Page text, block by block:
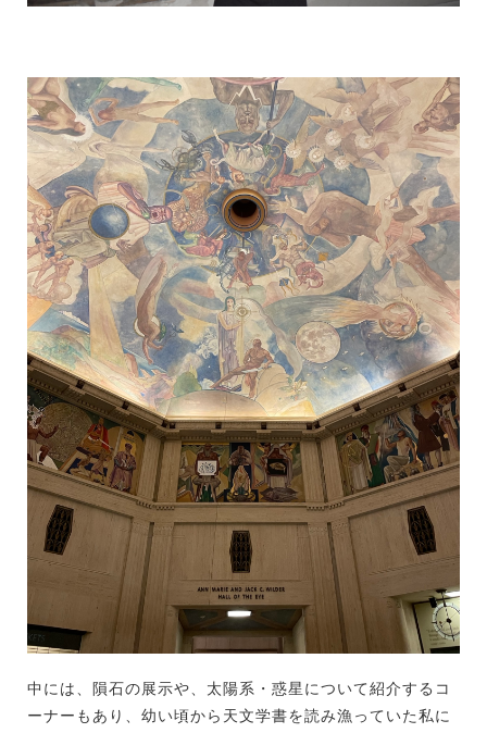
中には、隕石の展示や、太陽系・惑星について紹介するコ
ーナーもあり、幼い頃から天文学書を読み漁っていた私に